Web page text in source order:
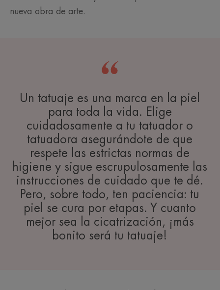
nueva obra de arte.
Un tatuaje es una marca en la piel
para toda la vida. Elige
cuidadosamente a tu tatuador o
tatuadora asegurándote de que
respete las estrictas normas de
higiene y sigue escrupulosamente las
instrucciones de cuidado que te dé.
Pero, sobre todo, ten paciencia: tu
piel se cura por etapas. Y cuanto
mejor sea la cicatrización, ¡más
bonito será tu tatuaje!